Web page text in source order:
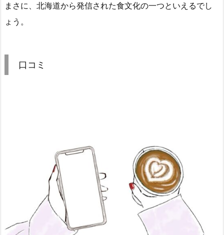
まさに、北海道から発信された食文化の一つといえるでし
ょう。
口コミ